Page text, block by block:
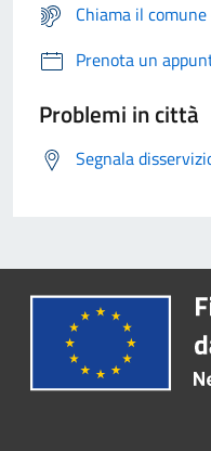
Chiama il
Prenota un
Problemi in città
Segnala